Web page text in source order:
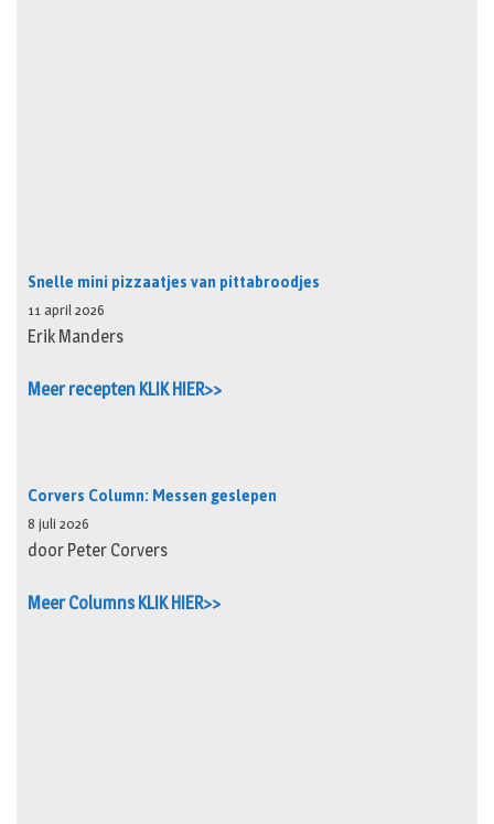
Snelle mini pizzaatjes van pittabroodjes
11 april 2026
Erik Manders
Meer recepten KLIK HIER>>
Corvers Column: Messen geslepen
8 juli 2026
door Peter Corvers
Meer Columns KLIK HIER>>